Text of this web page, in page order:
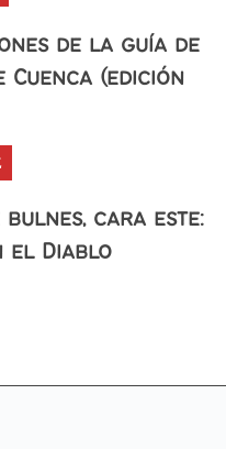
de la guía de
Cuenca (edición
cara este:
el Diablo